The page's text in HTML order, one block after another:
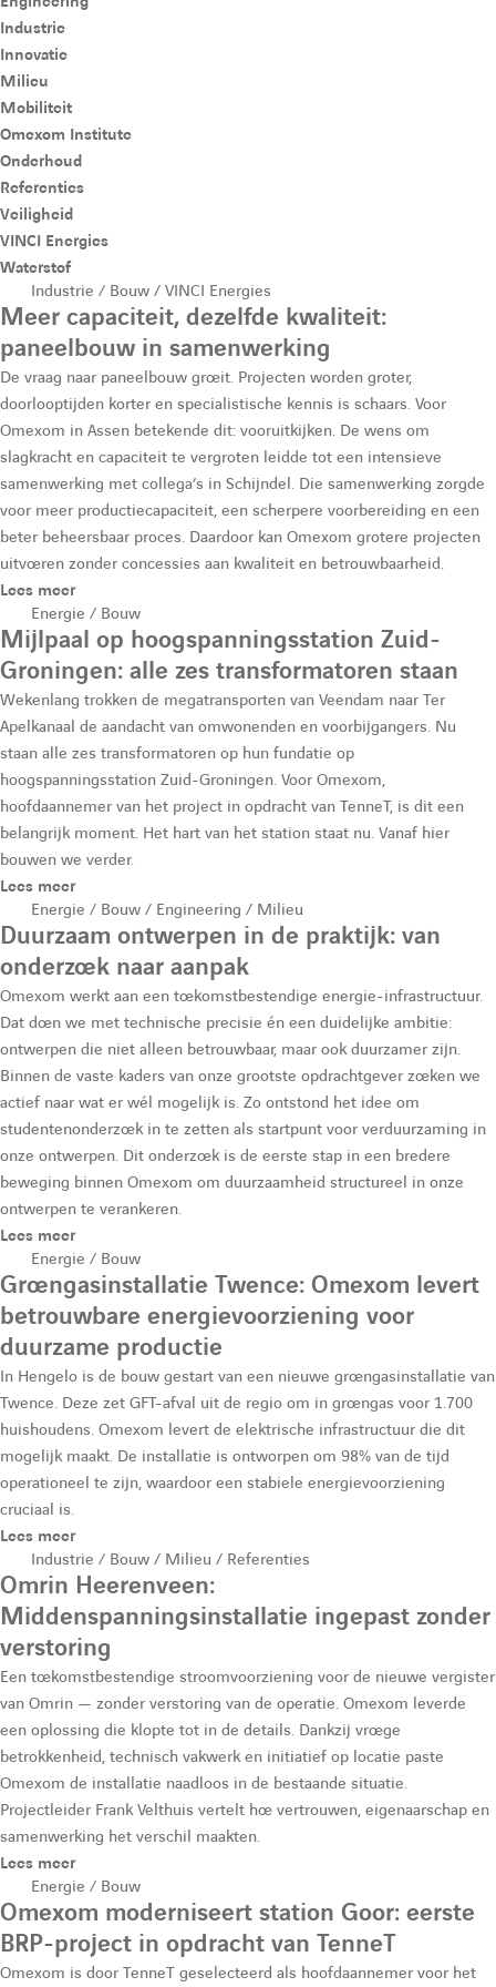
e
d
i
n
d
e
O
x
o
m
N
L
w
u
e
d
e
O
m
x
o
m
N
L
N
r
m
u
a
i
r
d
e
r
e
h
e
r
c
e
Industrie
Innovatie
Milieu
Mobiliteit
Omexom Institute
Onderhoud
Referenties
Veiligheid
VINCI Energies
Waterstof
Industrie / Bouw / VINCI Energies
Meer capaciteit, dezelfde kwaliteit:
paneelbouw in samenwerking
De vraag naar paneelbouw groeit. Projecten worden groter,
doorlooptijden korter en specialistische kennis is schaars. Voor
Omexom in Assen betekende dit: vooruitkijken. De wens om
slagkracht en capaciteit te vergroten leidde tot een intensieve
samenwerking met collega’s in Schijndel. Die samenwerking zorgde
voor meer productiecapaciteit, een scherpere voorbereiding en een
beter beheersbaar proces. Daardoor kan Omexom grotere projecten
uitvoeren zonder concessies aan kwaliteit en betrouwbaarheid.
Lees meer
Energie / Bouw
Mijlpaal op hoogspanningsstation Zuid-
Groningen: alle zes transformatoren staan
Wekenlang trokken de megatransporten van Veendam naar Ter
Apelkanaal de aandacht van omwonenden en voorbijgangers. Nu
staan alle zes transformatoren op hun fundatie op
hoogspanningsstation Zuid-Groningen. Voor Omexom,
hoofdaannemer van het project in opdracht van TenneT, is dit een
belangrijk moment. Het hart van het station staat nu. Vanaf hier
bouwen we verder.
Lees meer
Energie / Bouw / Engineering / Milieu
Duurzaam ontwerpen in de praktijk: van
onderzoek naar aanpak
Omexom werkt aan een toekomstbestendige energie-infrastructuur.
Dat doen we met technische precisie én een duidelijke ambitie:
ontwerpen die niet alleen betrouwbaar, maar ook duurzamer zijn.
Binnen de vaste kaders van onze grootste opdrachtgever zoeken we
actief naar wat er wél mogelijk is. Zo ontstond het idee om
studentenonderzoek in te zetten als startpunt voor verduurzaming in
onze ontwerpen. Dit onderzoek is de eerste stap in een bredere
beweging binnen Omexom om duurzaamheid structureel in onze
ontwerpen te verankeren.
Lees meer
Energie / Bouw
Groengasinstallatie Twence: Omexom levert
betrouwbare energievoorziening voor
duurzame productie
In Hengelo is de bouw gestart van een nieuwe groengasinstallatie van
Twence. Deze zet GFT-afval uit de regio om in groengas voor 1.700
huishoudens. Omexom levert de elektrische infrastructuur die dit
mogelijk maakt. De installatie is ontworpen om 98% van de tijd
operationeel te zijn, waardoor een stabiele energievoorziening
cruciaal is.
Lees meer
Industrie / Bouw / Milieu / Referenties
Omrin Heerenveen:
Middenspanningsinstallatie ingepast zonder
verstoring
Een toekomstbestendige stroomvoorziening voor de nieuwe vergister
van Omrin — zonder verstoring van de operatie. Omexom leverde
een oplossing die klopte tot in de details. Dankzij vroege
betrokkenheid, technisch vakwerk en initiatief op locatie paste
Omexom de installatie naadloos in de bestaande situatie.
Projectleider Frank Velthuis vertelt hoe vertrouwen, eigenaarschap en
samenwerking het verschil maakten.
Lees meer
Energie / Bouw
Omexom moderniseert station Goor: eerste
BRP-project in opdracht van TenneT
Omexom is door TenneT geselecteerd als hoofdaannemer voor het